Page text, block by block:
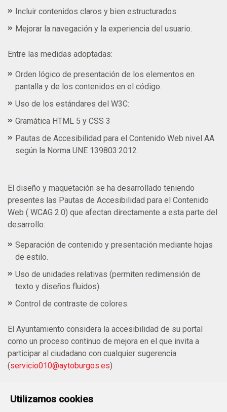
Utilizamos cookies
Incluir contenidos claros y bien estructurados.
Mejorar la navegación y la experiencia del usuario.
Entre las medidas adoptadas:
Orden lógico de presentación de los elementos en
pantalla y de los contenidos en el código.
Uso de los estándares del W3C:
Gramática HTML 5 y CSS 3
Pautas de Accesibilidad para el Contenido Web nivel AA
según la Norma UNE 139803:2012.
El diseño y maquetación se ha desarrollado teniendo
presentes las Pautas de Accesibilidad para el Contenido
Web ( WCAG 2.0) que afectan directamente a esta parte del
desarrollo:
Separación de contenido y presentación mediante hojas
de estilo.
Uso de unidades relativas (permiten redimensión de
texto y diseños fluidos).
Control de contraste de colores.
El Ayuntamiento considera la accesibilidad de su portal
como un proceso continuo de mejora en el que invita a
participar al ciudadano con cualquier sugerencia
(servicio010@aytoburgos.es)